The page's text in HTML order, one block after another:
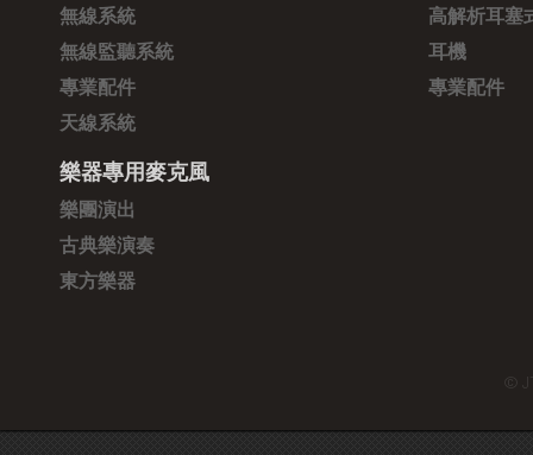
無線系統
無線監聽系統
專業配件
天線系統
樂器專用麥克風
樂團演出
古典樂演奏
東方樂器
高解析耳塞
耳機
專業配件